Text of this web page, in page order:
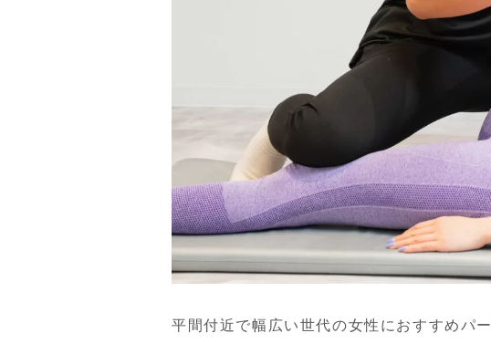
平間付近で幅広い世代の女性におすすめパ